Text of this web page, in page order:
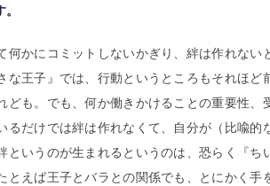
何かにコミットしないかぎり、絆は作れない
な王子』では、行動というところもそれほど
ども。でも、何か働きかけることの重要性、
るだけでは絆は作れなくて、自分が（比喩的
というのが生まれるというのは、恐らく『ち
とえば王子とバラとの関係でも、とにかく手